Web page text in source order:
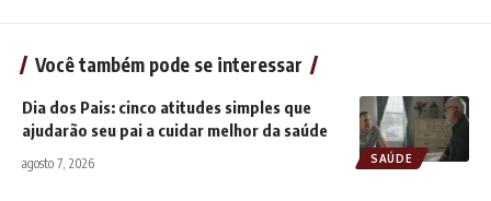
Você também pode se interessar
SAÚDE
Dia dos Pais: cinco atitudes simples que
ajudarão seu pai a cuidar melhor da saúde
agosto 7, 2026